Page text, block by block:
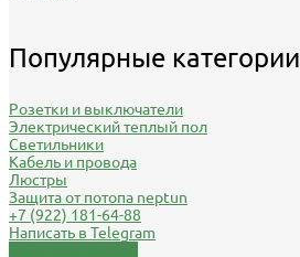
Популярные категории
Розетки и выключатели
Электрический теплый пол
Светильники
Кабель и провода
Люстры
Защита от потопа neptun
+7 (922) 181-64-88
Написать в Telegram